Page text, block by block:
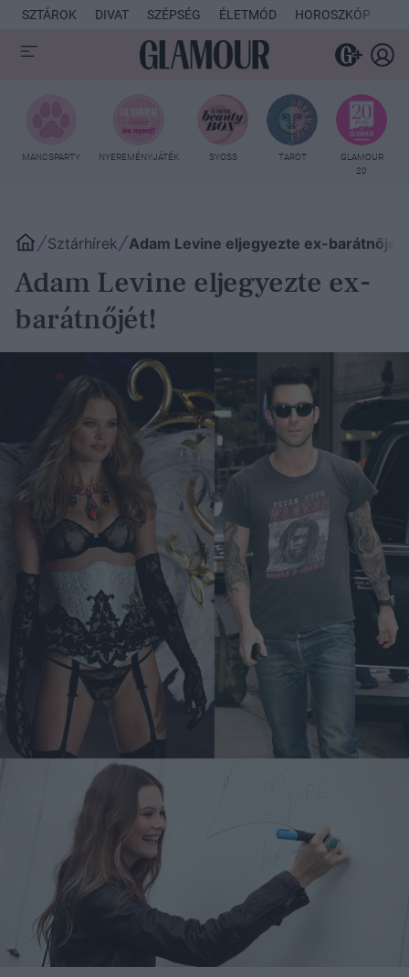
SZTÁROK DIVAT SZÉPSÉG ÉLETMÓD HOROSZKÓP
MANCSPARTY NYEREMÉNYJÁTÉK SYOSS TAROT
GLAMOUR
20
Sztárhírek Adam Levine eljegyezte ex-
Adam Levine eljegyezte ex-
barátnőjét!